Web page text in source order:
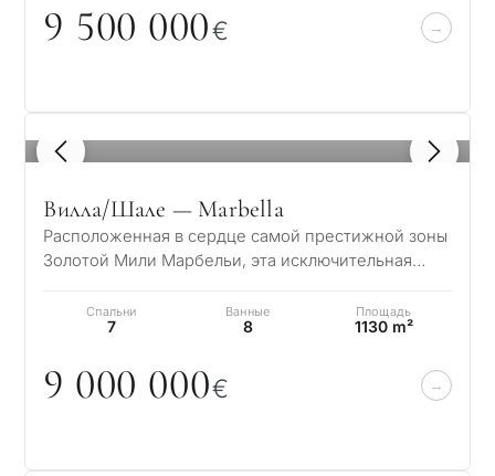
9 500 000€
1 / 8
Вилла/Шале — Marbella
Расположенная в сердце самой престижной зоны
Золотой Мили Марбельи, эта исключительная
Спальни
7
Ванные
8
Площадь
1130 m²
9 000 000€